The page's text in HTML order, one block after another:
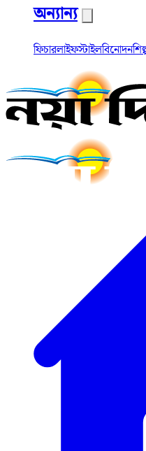
অন্যান্য
ফিচারলাইফস্টাইলবিনোদন